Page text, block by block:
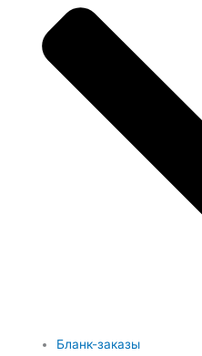
Бланк-заказы